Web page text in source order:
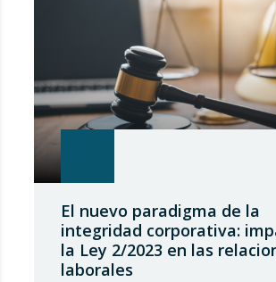
El nuevo paradigma de la
integridad corporativa:
la Ley 2/2023 en las
laborales